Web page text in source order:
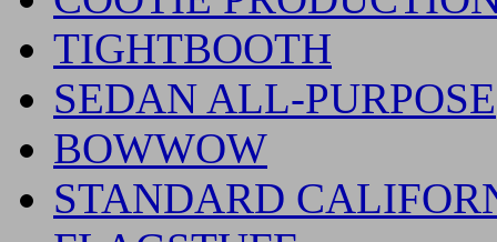
TIGHTBOOTH
SEDAN ALL-PURPOSE
BOWWOW
STANDARD